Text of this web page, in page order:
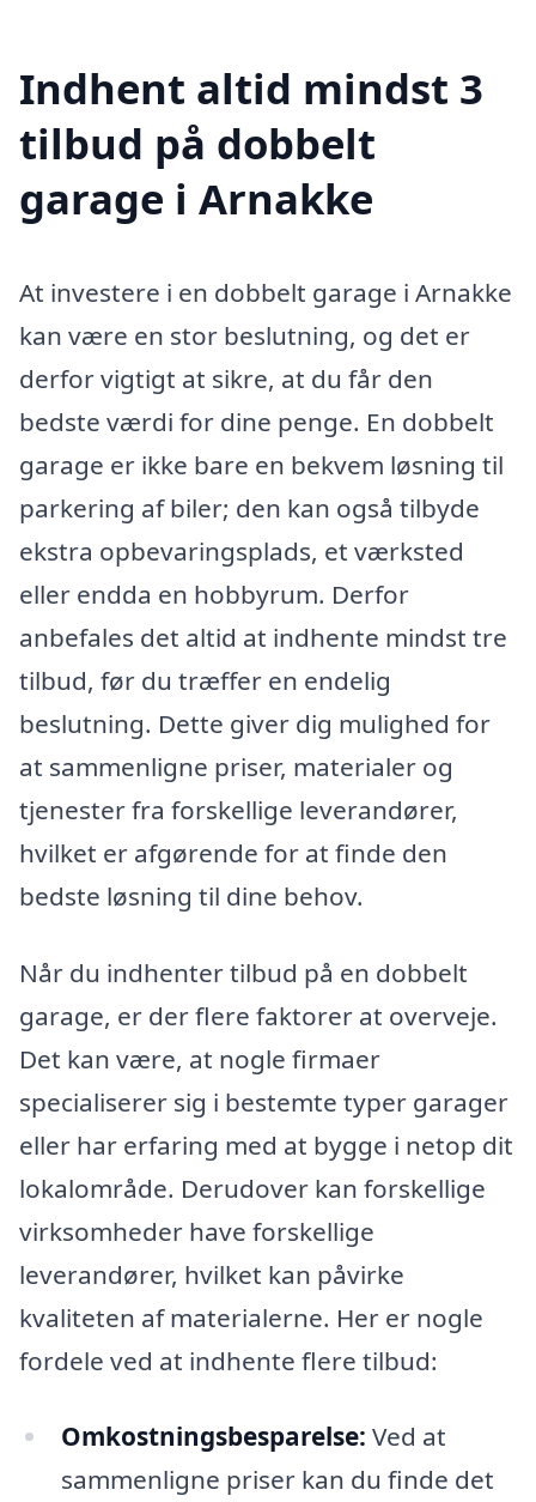
Indhent altid mindst 3
tilbud på dobbelt
garage i Arnakke
At investere i en dobbelt garage i Arnakke
kan være en stor beslutning, og det er
derfor vigtigt at sikre, at du får den
bedste værdi for dine penge. En dobbelt
garage er ikke bare en bekvem løsning til
parkering af biler; den kan også tilbyde
ekstra opbevaringsplads, et værksted
eller endda en hobbyrum. Derfor
anbefales det altid at indhente mindst tre
tilbud, før du træffer en endelig
beslutning. Dette giver dig mulighed for
at sammenligne priser, materialer og
tjenester fra forskellige leverandører,
hvilket er afgørende for at finde den
bedste løsning til dine behov.
Når du indhenter tilbud på en dobbelt
garage, er der flere faktorer at overveje.
Det kan være, at nogle firmaer
specialiserer sig i bestemte typer garager
eller har erfaring med at bygge i netop dit
lokalområde. Derudover kan forskellige
virksomheder have forskellige
leverandører, hvilket kan påvirke
kvaliteten af materialerne. Her er nogle
fordele ved at indhente flere tilbud:
Omkostningsbesparelse: Ved at
sammenligne priser kan du finde det